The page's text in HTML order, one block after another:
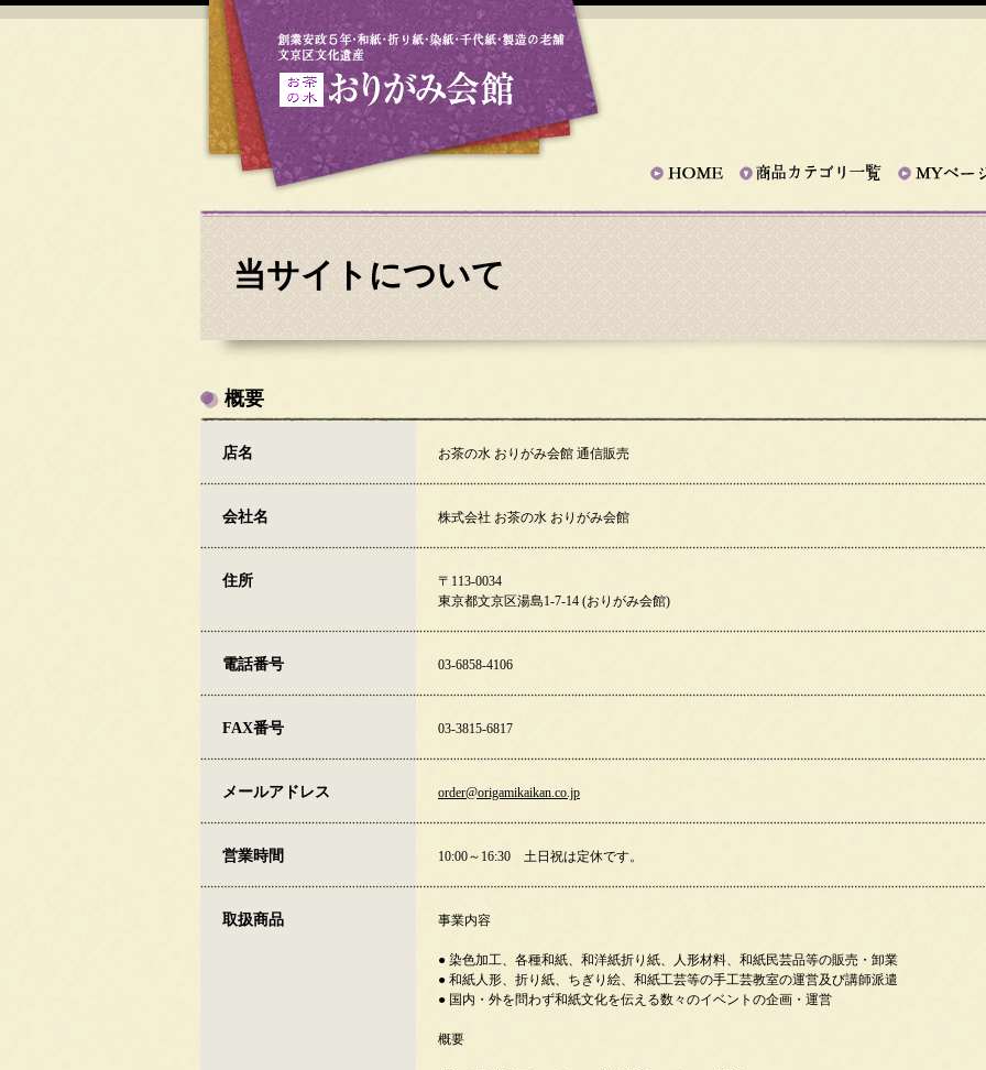
当サイトについて
概要
店名 お茶の水 おりがみ会館 通信販売
会社名 株式会社 お茶の水 おりがみ会館
住所
〒113-0034
東京都文京区湯島1-7-14 (おりがみ会館)
電話番号 03-6858-4106
FAX番号 03-3815-6817
メールアドレス order@origamikaikan.co.jp
営業時間 10:00～16:30 土日祝は定休です。
取扱商品 事業内容
● 染色加工、各種和紙、和洋紙折り紙、人形材料、和紙民芸品等の販売・卸業
● 和紙人形、折り紙、ちぎり絵、和紙工芸等の手工芸教室の運営及び講師派遣
● 国内・外を問わず和紙文化を伝える数々のイベントの企画・運営
概要